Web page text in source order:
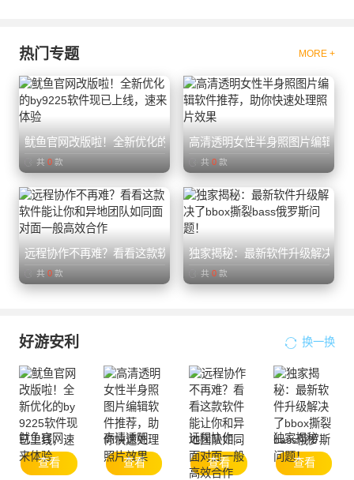
热门专题 MORE +
鱿鱼官网改版啦！全新优化的by9225软件现已上线，速来体验
共 0 款
高清透明女性半身照图片编辑软
共 0 款
远程协作不再难？看看这款软件能让你和异地团队如同面对面一般
共 0 款
独家揭秘：最新软件升级解决了
共 0 款
好游安利 换一换
鱿鱼官网改版啦！全新优化的by9225软件现已上线，速来体验
查看
高清透明女性半身照图片编辑软件推荐，助你快速处理照片效果
查看
远程协作不再难？看看这款软件能让你和异地团队如同面对面一般高效合作
查看
独家揭秘：最新软件升级解决了bbox撕裂bass俄罗斯问题！
查看